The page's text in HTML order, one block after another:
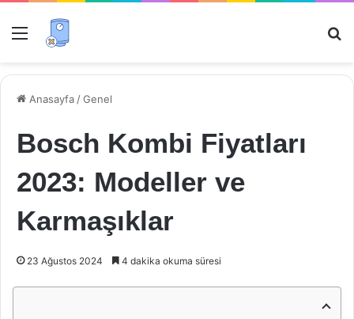
Menü
Anasayfa /Genel
Bosch Kombi Fiyatları
2023: Modeller ve
Karmaşıklar
23 Ağustos 2024 4 dakika okuma süresi